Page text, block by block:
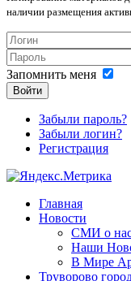
наличии размещения
Запомнить меня
Войти
Забыли пароль?
Забыли логин?
Регистрация
Главная
Новости
СМИ о
Наши
В Мире
Труворово